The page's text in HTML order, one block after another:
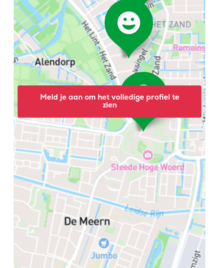
Meld je aan om het volledige profiel te
zien